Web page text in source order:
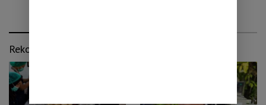
Rekomendasi untuk kamu